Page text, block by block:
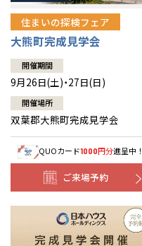
住まいの探検フェア
大熊町完成見学会
開催期間
9月26日(土)・27日(日)
開催場所
双葉郡大熊町完成見学会
QUOカード1000円分進呈中！
ご来場予約